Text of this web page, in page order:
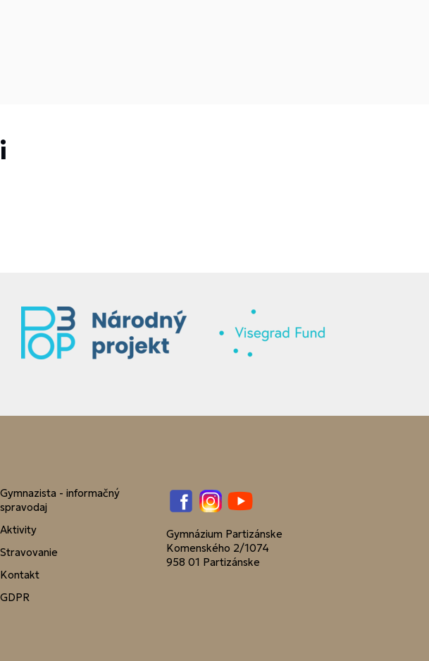
Gymnazista - informačný
spravodaj
Aktivity
Stravovanie
Kontakt
GDPR
FacebookInstagramYouTube
Gymnázium Partizánske
Komenského 2/1074
958 01 Partizánske